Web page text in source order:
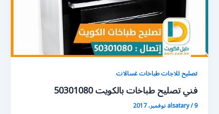
تصليح ثلاجات طباخات غسالات
فني تصليح طباخات بالكويت 50301080
alsatary/9 نوفمبر، 2017